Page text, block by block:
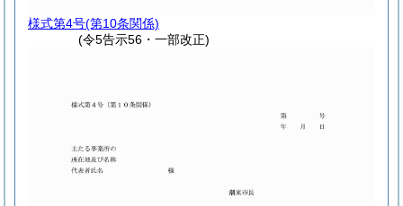
様式第4号(第10条関係)
(令5告示56・一部改正)